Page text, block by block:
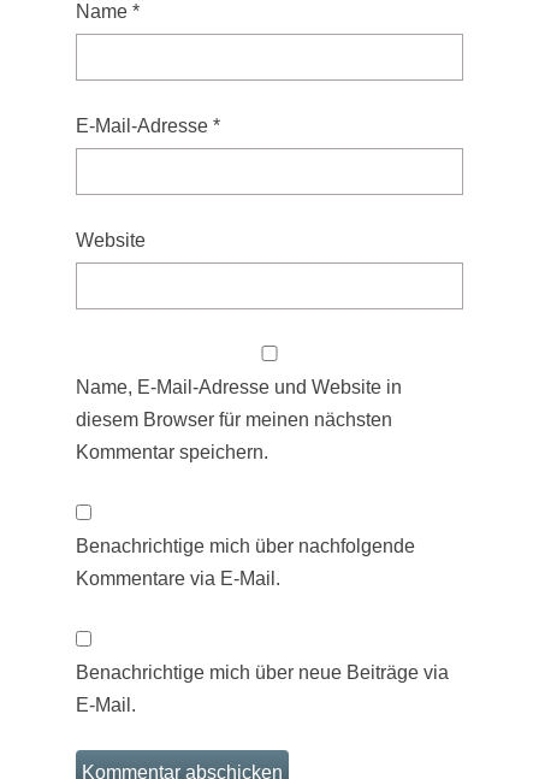
Name *
E-Mail-Adresse *
Website
Name, E-Mail-Adresse und Website in
diesem Browser für meinen nächsten
Kommentar speichern.
Benachrichtige mich über nachfolgende
Kommentare via E-Mail.
Benachrichtige mich über neue Beiträge via
E-Mail.